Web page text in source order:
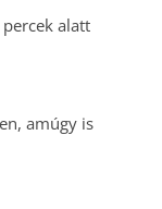
alatt
amúgy is